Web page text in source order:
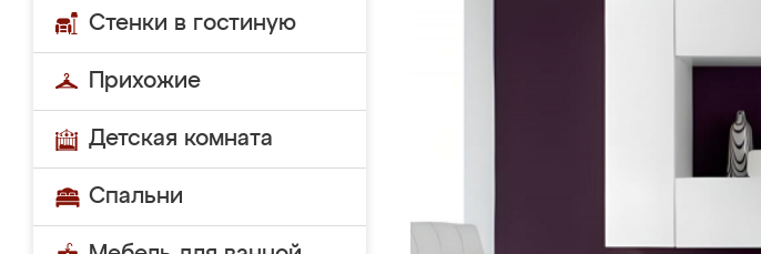
Стенки в гостиную
Прихожие
Детская комната
Спальни